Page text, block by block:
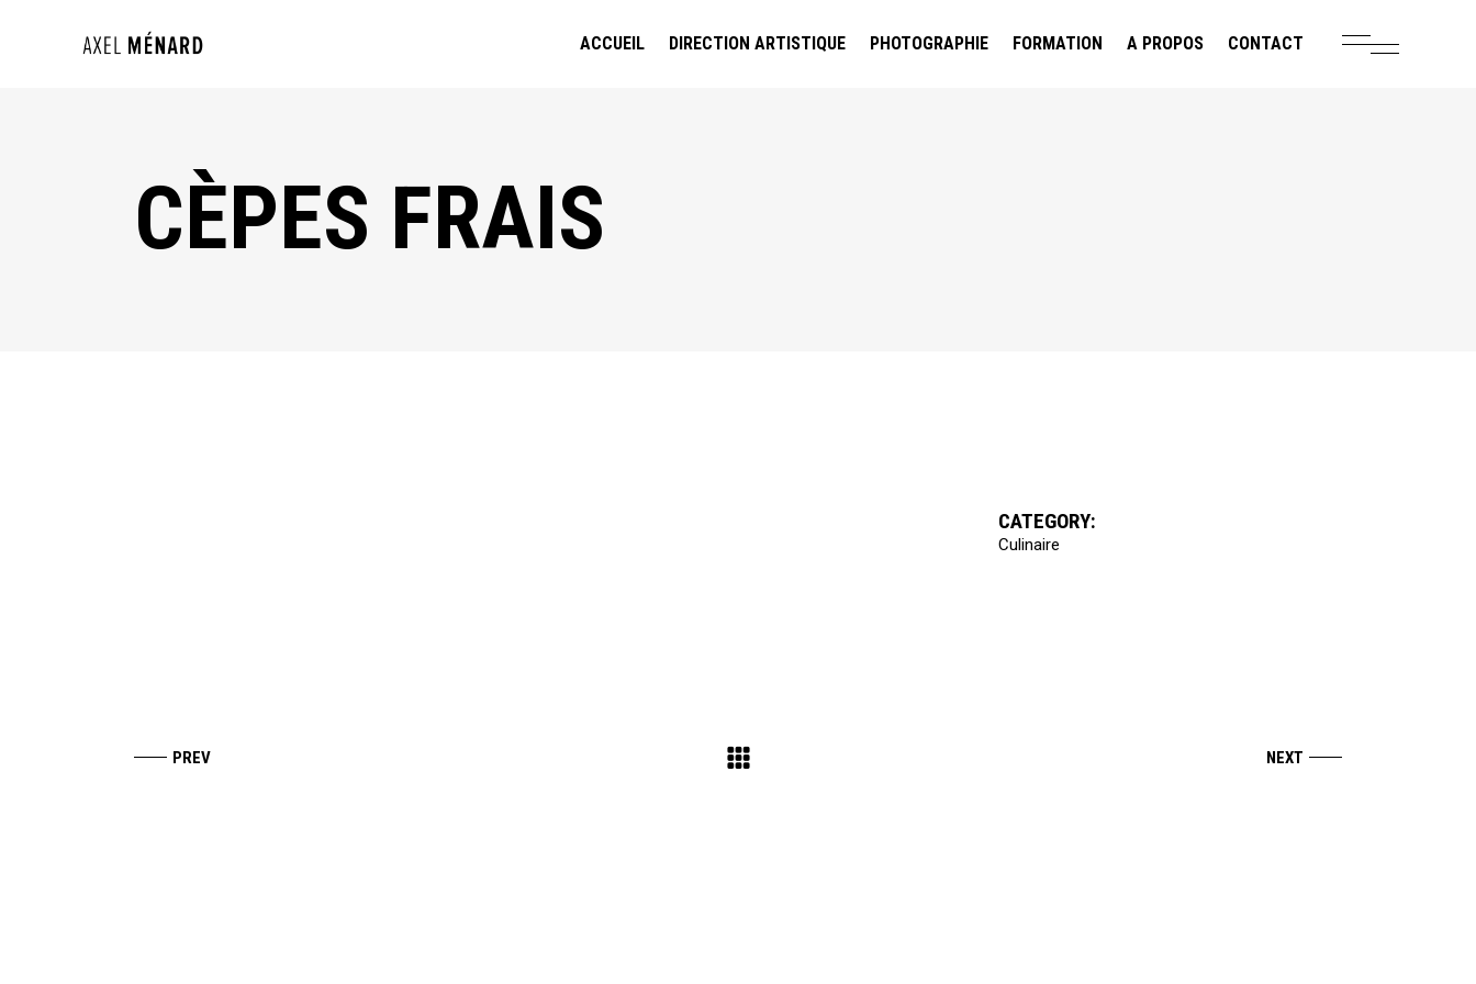
ACCUEIL DIRECTION ARTISTIQUE PHOTOGRAPHIE FORMATION A PROPOS CONTACT
CÈPES FRAIS
CATEGORY:
Culinaire